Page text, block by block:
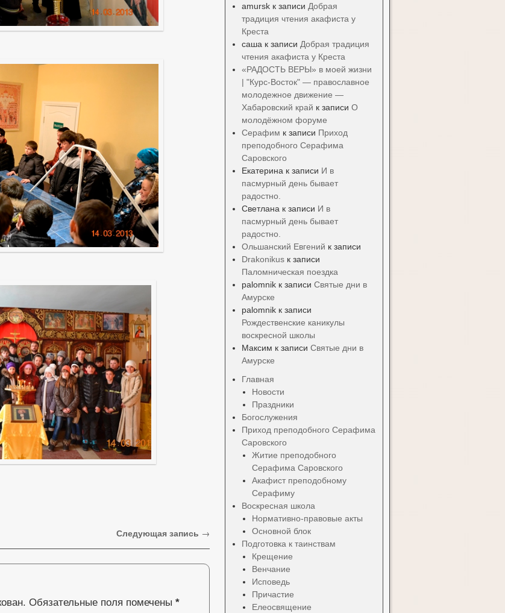
Следующая запись →
Обязательные поля помечены *
amursk к записи Добрая
традиция чтения акафиста у
Креста
саша к записи Добрая традиция
чтения акафиста у Креста
«РАДОСТЬ ВЕРЫ» в моей жизни
| "Курс-Восток" — православное
молодежное движение —
Хабаровский край к записиО
молодёжном форуме
Серафим к записи Приход
преподобного Серафима
Саровского
Екатерина к записи И в
пасмурный день бывает
радостно.
Светлана к записи И в
пасмурный день бывает
радостно.
Ольшанский Евгений к записи
Drakonikus к записи
Паломническая поездка
palomnik к записиСвятые дни в
Амурске
palomnik к записи
Рождественские каникулы
воскресной школы
Максим к записиСвятые дни в
Амурске
Главная
Новости
Праздники
Богослужения
Приход преподобного Серафима
Саровского
Житие преподобного
Серафима Саровского
Акафист преподобному
Серафиму
Воскресная школа
Нормативно-правовые акты
Основной блок
Подготовка к таинствам
Крещение
Венчание
Исповедь
Причастие
Елеосвящение